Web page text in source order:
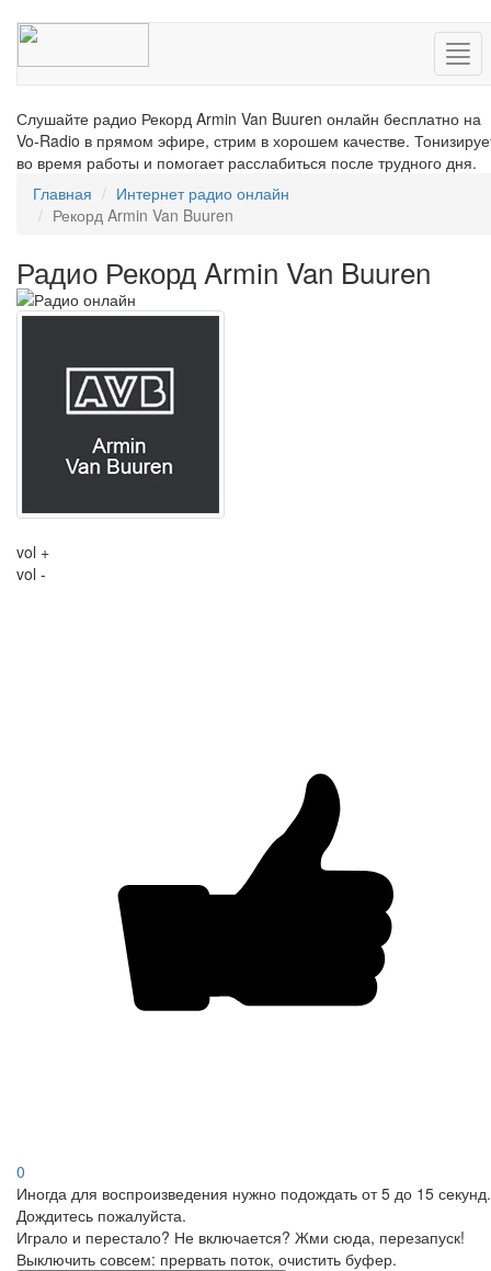
Слушайте радио Рекорд Armin Van Buuren онлайн бесплатно на
Vo-Radio в прямом эфире, стрим в хорошем качестве.
во время работы и помогает расслабиться после трудного дня.
Главная
Интернет радио онлайн
Рекорд Armin Van Buuren
Радио Рекорд Armin Van Buuren
vol +
vol -
0
Иногда для воспроизведения нужно подождать от 5 до 15 секунд.
Дождитесь пожалуйста.
Играло и перестало? Не включается? Жми сюда, перезапуск!
Выключить совсем: прервать поток, очистить буфер.